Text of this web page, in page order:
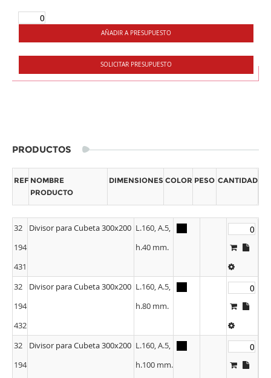
AÑADIR A PRESUPUESTO
SOLICITAR PRESUPUESTO
PRODUCTOS
REF NOMBRE
PRODUCTO
DIMENSIONES COLOR PESO CANTIDAD
32
194
431
Divisor para Cubeta 300x200 L.160, A.5,
h.40 mm.
32
194
432
Divisor para Cubeta 300x200 L.160, A.5,
h.80 mm.
32
194
Divisor para Cubeta 300x200 L.160, A.5,
h.100 mm.